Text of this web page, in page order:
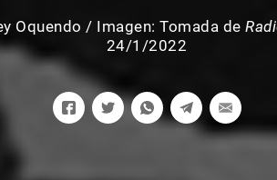
Oquendo / Imagen: Tomada de
24/1/2022